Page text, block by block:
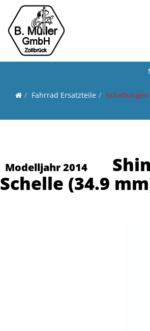
Fahrrad Ersatzteile
Modelljahr 2014
Schelle (34.9